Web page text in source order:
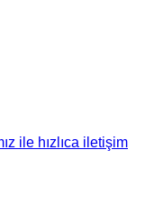
ile hızlıca iletişim